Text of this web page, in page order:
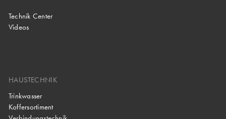
Technik Center
Videos
HAUSTECHNIK
Trinkwasser
Koffersortiment